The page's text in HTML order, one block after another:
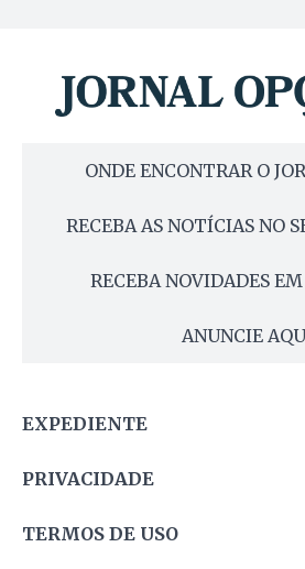
ONDE ENCONTRAR O
RECEBA AS NOTÍCIAS NO
RECEBA NOVIDADES
ANUNCIE
EXPEDIENTE
PRIVACIDADE
TERMOS DE USO